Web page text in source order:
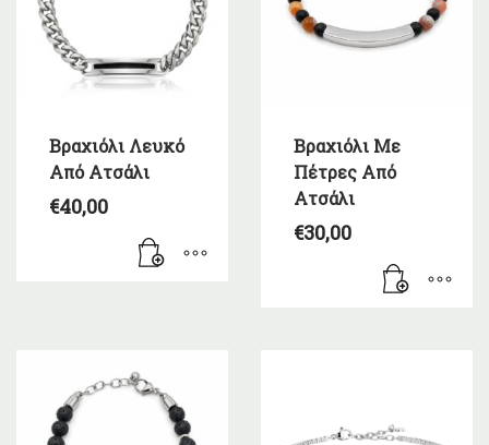
Βραχιόλι Λευκό
Από Ατσάλι
€40,00
Βραχιόλι Με
Πέτρες Από
Ατσάλι
€30,00